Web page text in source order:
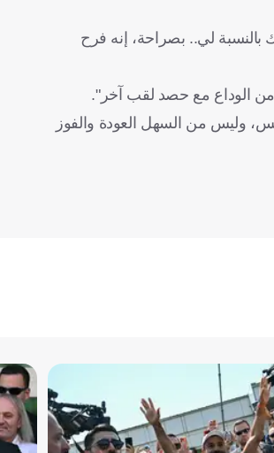
بالنسبة لي.. بصراحة، إنه فرح
من الوداع مع حصد لقب آخر".
وليس من السهل العودة والفوز